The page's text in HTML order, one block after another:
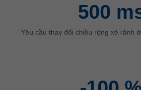
500
Yêu cầu thay đổi chiều rộng xẻ rãnh